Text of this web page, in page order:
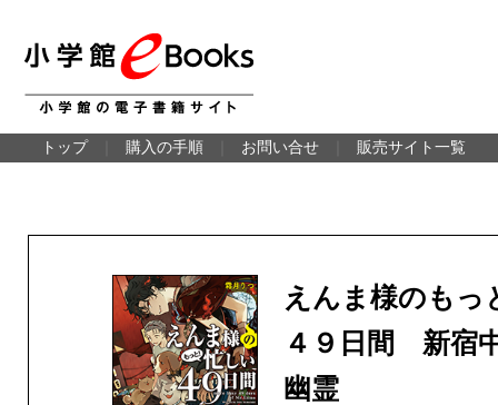
トップ 購入の手順 お問い合せ 販売サイト一覧
えんま様のもっ
４９日間 新宿
幽霊